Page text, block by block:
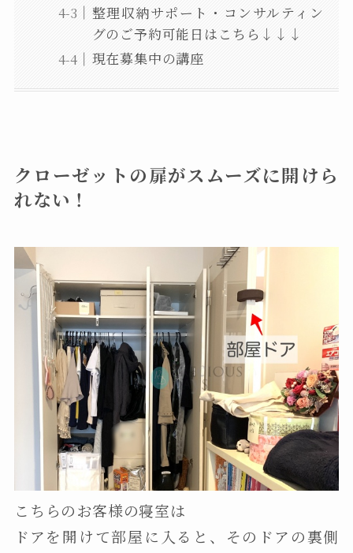
整理収納サポート・コンサルティン
グのご予約可能日はこちら↓↓↓
現在募集中の講座
クローゼットの扉がスムーズに開けら
れない！
こちらのお客様の寝室は
ドアを開けて部屋に入ると、そのドアの裏側